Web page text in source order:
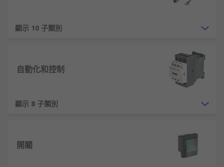
顯示 10 子類別
自動化和控制
顯示 8 子類別
開關